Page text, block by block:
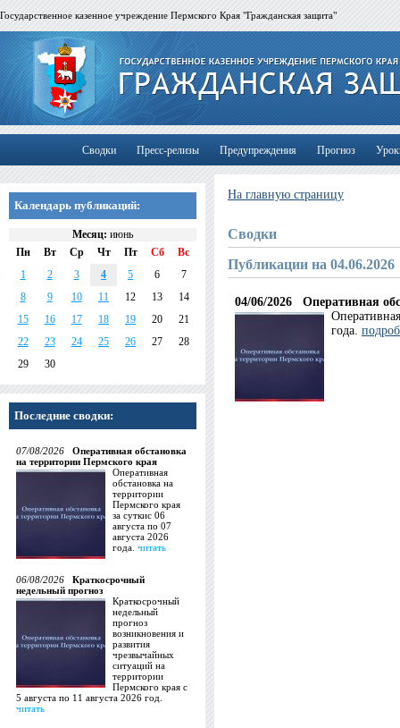
Государственное казенное учреждение Пермского Края "Гражданская защита"
Сводки Пресс-релизы Предупреждения Прогноз
Календарь публикаций:
Месяц: июнь
Пн
Вт Ср Чт Пт Сб
Вс
1
2 3 4 5 6
7
8
9 10 11 12 13
14
15
16 17 18 19 20
21
22
23 24 25 26 27
28
29
30
Последние сводки:
07/08/2026
Оперативная обстановка
на территории Пермского края
Оперативная
обстановка на
территории
Пермского края
за суткис 06
августа по 07
августа 2026
года. читать
06/08/2026
Краткосрочный
недельный прогноз
Краткосрочный
недельный
прогноз
возникновения и
развития
чрезвычайных
ситуаций на
территории
Пермского края с
5 августа по 11 августа 2026 год.
читать
На главную страницу
Сводки
Публикации на 04.06.2026
04/06/2026
Оперативная
года.